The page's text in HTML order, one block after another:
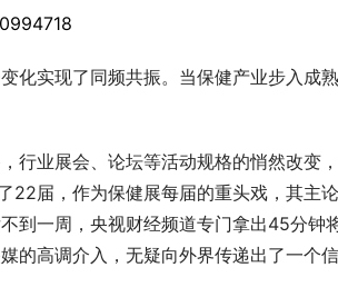
化实现了同频共振。当保健产业步入成
行业展会、论坛等活动规格的悄然改变
22届，作为保健展每届的重头戏，其主
到一周，央视财经频道专门拿出45分钟
的高调介入，无疑向外界传递出了一